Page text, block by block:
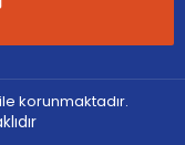
korunmaktadır.